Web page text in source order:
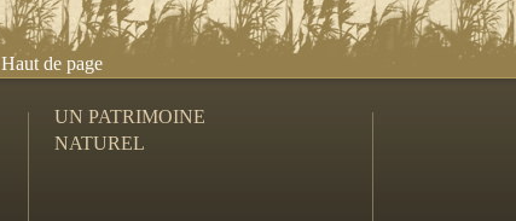
Haut de page
UN PATRIMOINE
NATUREL